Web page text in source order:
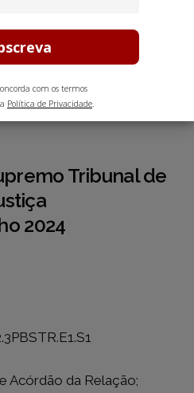
2 min leitura estimada
Tribunal de
2024
Acórdão da Relação;
com os termos
Política de Privacidade.